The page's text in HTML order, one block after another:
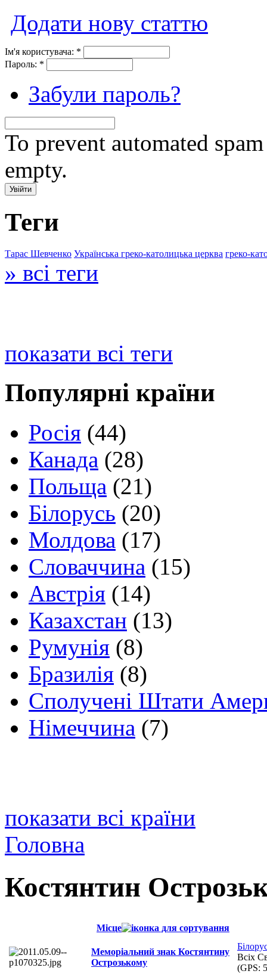
Додати нову статтю
Ім'я користувача: *
Пароль: *
Забули пароль?
To prevent automated
empty.
Теги
Тарас Шевченко Українська греко-католицька церква греко-
» всі теги
показати всі теги
Популярні країни
Росія (44)
Канада (28)
Польща (21)
Білорусь (20)
Молдова (17)
Словаччина (15)
Австрія (14)
Казахстан (13)
Румунія (8)
Бразилія (8)
Сполучені Штати
Німеччина (7)
показати всі країни
Головна
Костянтин
Місце
Меморіальний знак Костянтину
Острозькому
Всіх
(GPS: